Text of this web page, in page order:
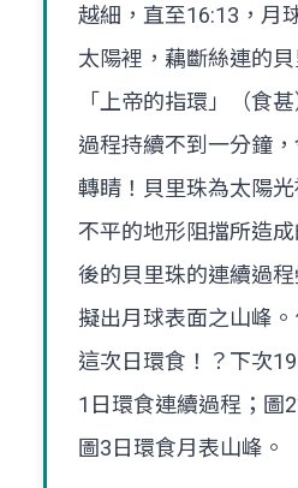
越細，直至16:13，月
太陽裡，藕斷絲連的
「上帝的指環」（食
過程持續不到一分鐘
轉睛！貝里珠為太陽
不平的地形阻擋所造
後的貝里珠的連續過
擬出月球表面之山峰
這次日環食！？下次
1日環食連續過程；圖
圖3日環食月表山峰。